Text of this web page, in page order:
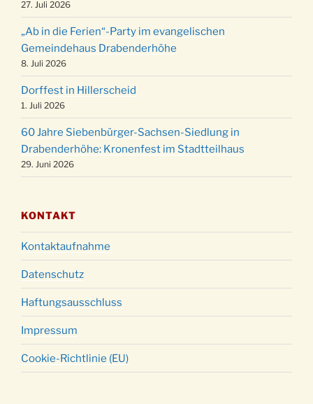
24.12.
Weihnachtsgottesdienst in der Kirche um
15:00 Uhr
24.12.
Weihnachtsgottesdienst in der Kirche um
18:00 Uhr
24.12.
Christmette mit der ev. Jugend in der Kirche
um 23:00 Uhr
31.12.
Gottesdienst zu Silvester in der Kirche um
18:00 Uhr
27. Juli 2026
„Ab in die Ferien“-Party im evangelischen
Gemeindehaus Drabenderhöhe
8. Juli 2026
Dorffest in Hillerscheid
1. Juli 2026
60 Jahre Siebenbürger-Sachsen-Siedlung in
Drabenderhöhe: Kronenfest im Stadtteilhaus
29. Juni 2026
KONTAKT
Kontaktaufnahme
Datenschutz
Haftungsausschluss
Impressum
Cookie-Richtlinie (EU)